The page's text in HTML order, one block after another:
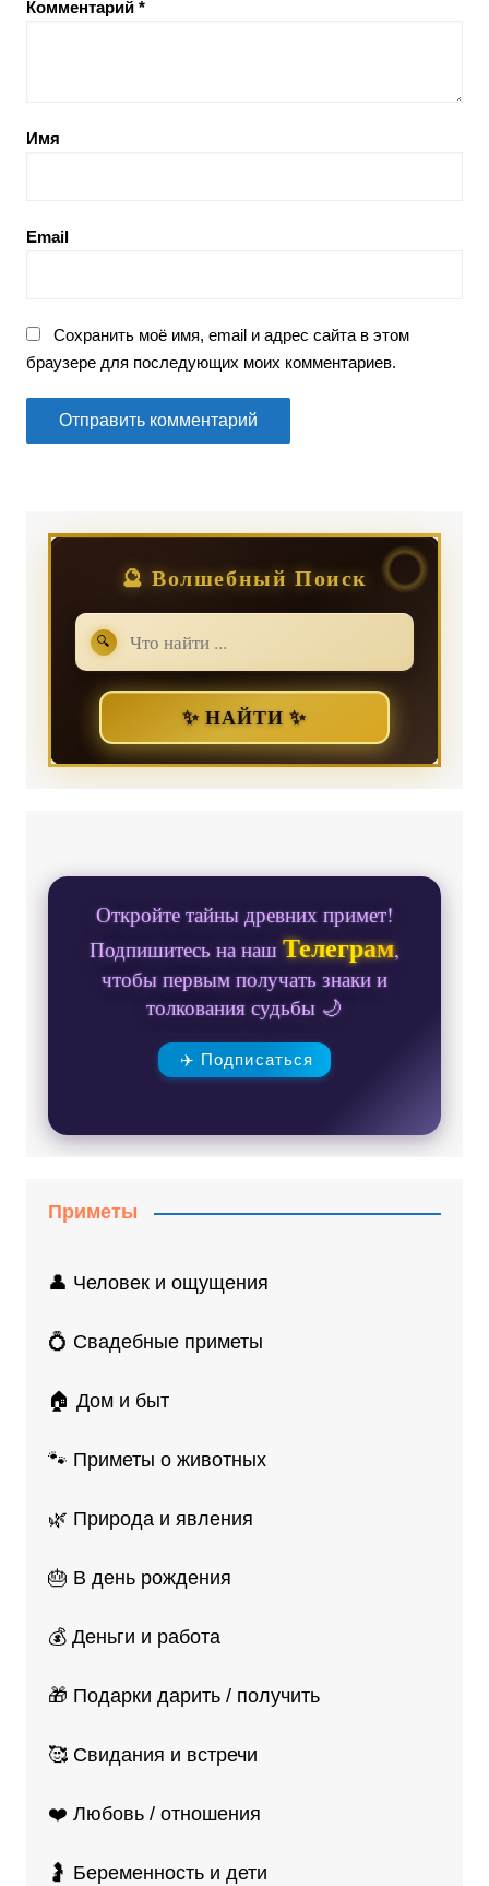
Комментарий *
Имя
Email
Сохранить моё имя, email и адрес сайта в этом
браузере для последующих моих комментариев.
🔮 Волшебный Поиск
🔍
✨ НАЙТИ ✨
Откройте тайны древних примет!
Подпишитесь на нашТелеграм,
чтобы первым получать знаки и
толкования судьбы 🌙
✈️ Подписаться
Приметы
👤 Человек и ощущения
💍 Свадебные приметы
🏠 Дом и быт
🐾 Приметы о животных
🌿 Природа и явления
🎂 В день рождения
💰 Деньги и работа
🎁 Подарки дарить / получить
🥰 Свидания и встречи
❤️ Любовь / отношения
🤰 Беременность и дети